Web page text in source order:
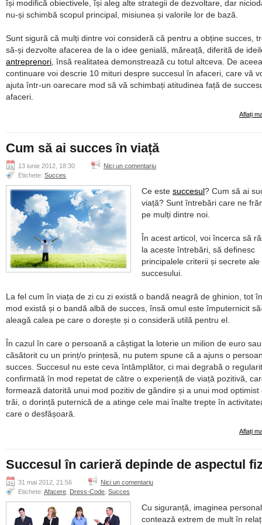
își modifică obiectivele, își aleg alte strategii de dezvoltare, dar
nu-și schimbă scopul principal, misiunea și valorile lor de bază.
Sunt sigură că mulți dintre voi consideră că pentru a obține succes,
să-și dezvolte afacerea de la o idee genială, măreață, diferită de
antreprenori , însă realitatea demonstrează cu totul altceva. De
continuare voi descrie 10 mituri despre succesul în afaceri, care vă
ajuta într-un oarecare mod să vă schimbați atitudinea față de
afaceri.
Aflați
Cum să ai succes în viață
13 iunie 2012, 18:30
Nici un comentariu
Etichete: Succes
Ce este succesul? Cum să ai
viață? Sunt întrebări care ne
pe mulți dintre noi.
În acest articol, voi încerca să
la aceste întrebări, să definesc
principalele criterii și secrete ale
succesului.
La fel cum în viața de zi cu zi există o bandă neagră de ghinion, tot
mod există și o bandă albă de succes, însă omul este împuternicit
aleagă calea pe care o dorește și o consideră utilă pentru el.
În cazul în care o persoană a câștigat la loterie un milion de euro
căsătorit cu un prinț/o prințesă, nu putem spune că a ajuns o
succes. Succesul nu este ceva întâmplător, ci mai degrabă o
confirmată în mod repetat de către o experiență de viață pozitivă,
formează datorită unui mod pozitiv de gândire și a unui mod optimist
trăi, o dorință puternică de a atinge cele mai înalte trepte în
care o desfășoară.
Aflați
Succesul în carieră depinde de aspectul
31 mai 2012, 21:56
Nici un comentariu
Etichete: Afacere Dress-Code Succes
Cu siguranță, imaginea
contează extrem de mult în